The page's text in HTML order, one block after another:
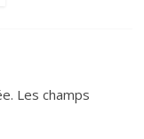
Les champs